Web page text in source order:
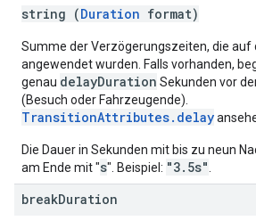
string (Duration format)
Summe der Verzögerungszeiten, die auf
angewendet wurden. Falls vorhanden,
genau delayDuration Sekunden vor
(Besuch oder Fahrzeugende).
TransitionAttributes.delay
Die Dauer in Sekunden mit bis zu neun
am Ende mit "s". Beispiel: "3.5s"
breakDuration